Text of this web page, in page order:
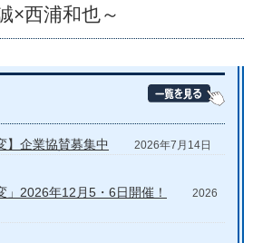
×西浦和也～
】企業協賛募集中 2026年7月14日
」2026年12月5・6日開催！
2026